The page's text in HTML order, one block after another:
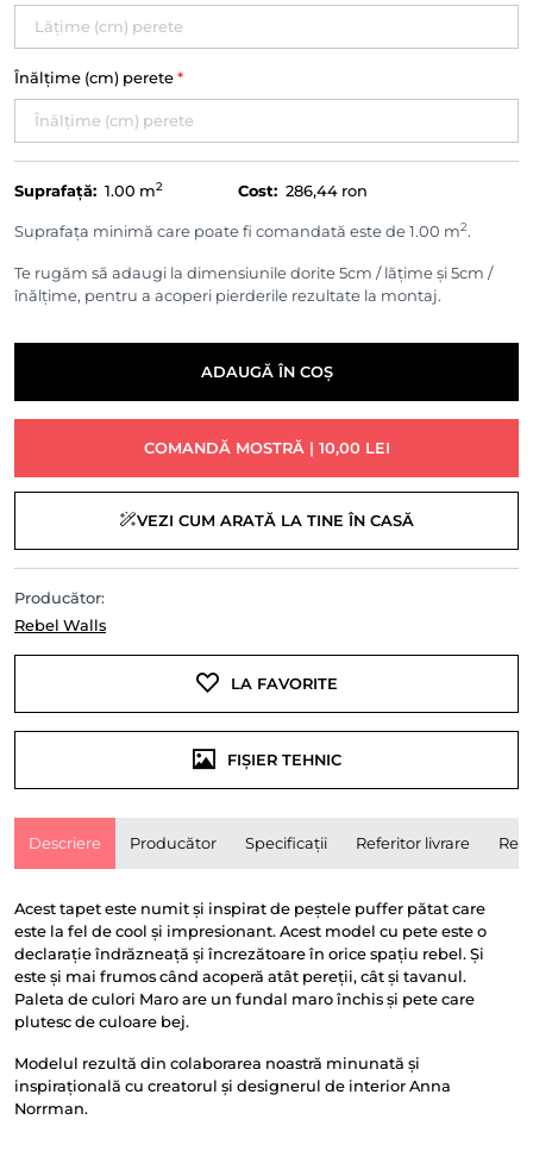
Înălțime (cm) perete *
Suprafață: 1.00 m2 Cost: 286,44 ron
Suprafața minimă care poate fi comandată este de 1.00 m2.
Te rugăm să adaugi la dimensiunile dorite 5cm / lățime și 5cm /
înălțime, pentru a acoperi pierderile rezultate la montaj.
ADAUGĂ ÎN COȘ
COMANDĂ MOSTRĂ | 10,00 LEI
VEZI CUM ARATĂ LA TINE ÎN CASĂ
Producător:
Rebel Walls
LA FAVORITE
FIȘIER TEHNIC
Descriere Producător Specificații Referitor livrare
Acest tapet este numit și inspirat de peștele puffer pătat care
este la fel de cool și impresionant. Acest model cu pete este o
declarație îndrăzneață și încrezătoare în orice spațiu rebel. Și
este și mai frumos când acoperă atât pereții, cât și tavanul.
Paleta de culori Maro are un fundal maro închis și pete care
plutesc de culoare bej.
Modelul rezultă din colaborarea noastră minunată și
inspirațională cu creatorul și designerul de interior Anna
Norrman.